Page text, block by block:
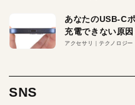
あなたのUSB-C
充電できない原
アクセサリ テクノロジー
SNS